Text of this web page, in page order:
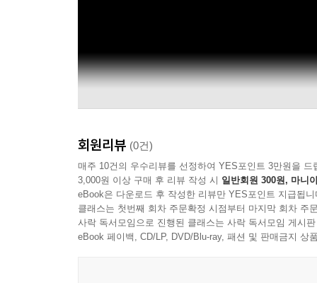
회원리뷰 (0건)
매주 10건의 우수리뷰를 선정하여 YES포인트 3만원을 드
3,000원 이상 구매 후 리뷰 작성 시 일반회원 300원, 마니
eBook은 다운로드 후 작성한 리뷰만 YES포인트 지급됩니
클래스는 첫번째 회차 주문확정 시점부터 마지막 회차 주
사락 독서모임으로 진행된 클래스는 사락 독서모임 게시
eBook 페이백, CD/LP, DVD/Blu-ray, 패션 및 판매금지 상